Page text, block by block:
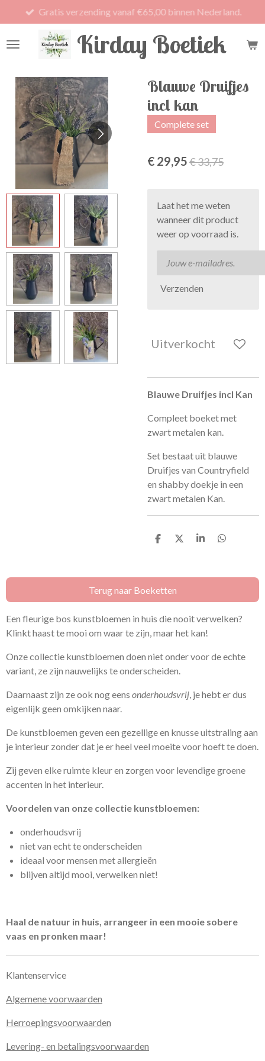
direct
naar
Kirday Boetiek
Gratis verzending vanaf €65,00 binnen Nederland.
Blauwe Druifjes
incl kan
Complete set
€ 29,95€ 33,75
Laat het me weten
wanneer dit product
weer op voorraad is.
Verzenden
Uitverkocht
Blauwe Druifjes incl Kan
Compleet boeket met
zwart metalen kan.
Set bestaat uit blauwe
Druifjes van Countryfield
en shabby doekje in een
zwart metalen Kan.
D
n
D
S
e
D
n
Terug naar Boeketten
Een fleurige bos kunstbloemen in huis die nooit verwelken?
Klinkt haast te mooi om waar te zijn, maar het kan!
Onze collectie kunstbloemen doen niet onder voor de echte
variant, ze zijn nauwelijks te onderscheiden.
Daarnaast zijn ze ook nog eens onderhoudsvrij, je hebt er dus
eigenlijk geen omkijken naar.
De kunstbloemen geven een gezellige en knusse uitstraling aan
je interieur zonder dat je er heel veel moeite voor hoeft te doen.
Zij geven elke ruimte kleur en zorgen voor levendige groene
accenten in het interieur.
Voordelen van onze collectie kunstbloemen:
onderhoudsvrij
niet van echt te onderscheiden
ideaal voor mensen metallergieën
blijven altijd mooi, verwelken niet!
Haal de natuur in huis, arrangeer in een mooie sobere
vaas en pronken maar!
Klantenservice
Algemene voorwaarden
Herroepingsvoorwaarden
Levering- en betalingsvoorwaarden